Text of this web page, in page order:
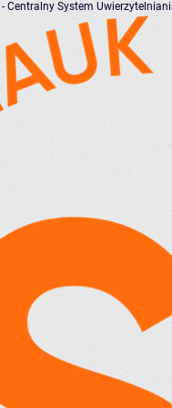
- Centralny System